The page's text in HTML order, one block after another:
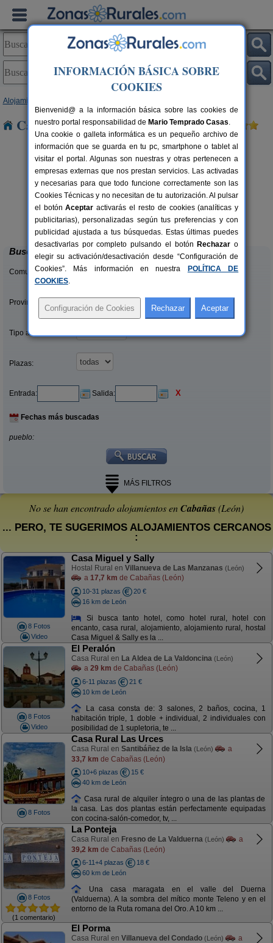
Alojamientos
Casas Rurales cerca de Cabañas
8+1 pers.
desde27 €
Complejo Rural Aguas Frías
La Omañuela (León)
Buscar
Comunidades:
Provincias/Islas:
Tipo alquiler:
Plazas:
Entrada: Salida: X
Fechas más buscadas
pueblo:
MÁS FILTROS
No se han encontrado alojamientos enCabañas(León)
... PERO, TE SUGERIMOS ALOJAMIENTOS CERCANOS
:
8 Fotos
Video
Casa Miguel y Sally
Hostal Rural en Villanueva de Las Manzanas (León)
a 17,7 km de Cabañas (León)
10-31 plazas
20 €
16 km de León
Si busca tanto hotel, como hotel rural, hotel con
encanto, casa rural, alojamiento, alojamiento rural, hostal
Casa Miguel & Sally es la ...
8 Fotos
Video
El Peralón
Casa Rural en La Aldea de La Valdoncina (León)
a 29 km de Cabañas (León)
6-11 plazas
21 €
10 km de León
La casa consta de: 3 salones, 2 baños, cocina, 1
habitación triple, 1 doble + individual, 2 individuales con
posibilidad de 1 supletoria, te ...
8 Fotos
Casa Rural Las Urces
Casa Rural en Santibáñez de la Isla (León)
a
33,7 km de Cabañas (León)
10+6 plazas
15 €
40 km de León
Casa rural de alquiler íntegro o una de las plantas de
la casa. Las dos plantas están perfectamente equipadas
con cocina-salón-comedor, tv, ...
8 Fotos
(1 comentario)
La Ponteja
Casa Rural en Fresno de La Valduerna (León)
a
39,2 km de Cabañas (León)
6-11+4 plazas
18 €
60 km de León
Una casa maragata en el valle del Duerna
(Valduerna). A la sombra del mítico monte Teleno y en el
entorno de la Ruta romana del Oro. A 10 km ...
El Porma
Casa Rural en Villanueva del Condado (León)
a
INFORMACIÓN BÁSICA SOBRE
COOKIES
Bienvenid@ a la información básica sobre las cookies de
nuestro portal responsabilidad de Mario Temprado Casas.
Una cookie o galleta informática es un pequeño archivo de
información que se guarda en tu pc, smartphone o tablet al
visitar el portal. Algunas son nuestras y otras pertenecen a
empresas externas que nos prestan servicios. Las activadas
y necesarias para que todo funcione correctamente son las
Cookies Técnicas y no necesitan de tu autorización. Al pulsar
el botónAceptar activarás el resto de cookies (analíticas y
publicitarias), personalizadas según tus preferencias y con
publicidad ajustada a tus búsquedas. Estas últimas puedes
desactivarlas por completo pulsando el botón Rechazar o
elegir su activación/desactivación desde “Configuración de
Cookies”. Más información en nuestra
POLÍTICA DE
COOKIES.